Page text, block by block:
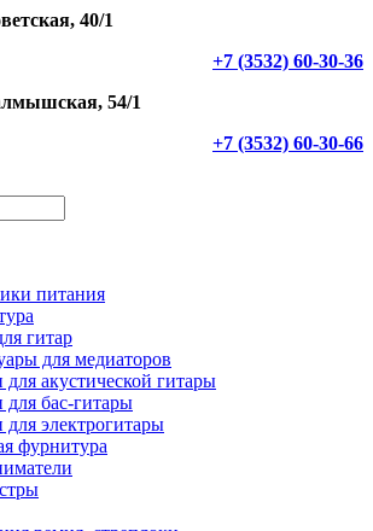
40/1
+7 (3532) 60-30-36
54/1
+7 (3532) 60-30-66
питания
гитар
для медиаторов
акустической гитары
бас-гитары
электрогитары
фурнитура